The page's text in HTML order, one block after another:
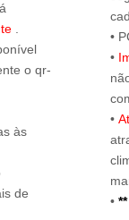
o qr-
às
de
•
•
•
•